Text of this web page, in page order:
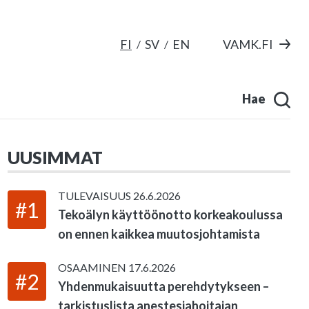
FI SV EN VAMK.FI
Hae
UUSIMMAT
#1
TULEVAISUUS 26.6.2026
Tekoälyn käyttöönotto korkeakoulussa
on ennen kaikkea muutosjohtamista
#2
OSAAMINEN 17.6.2026
Yhdenmukaisuutta perehdytykseen –
tarkistuslista anestesiahoitajan